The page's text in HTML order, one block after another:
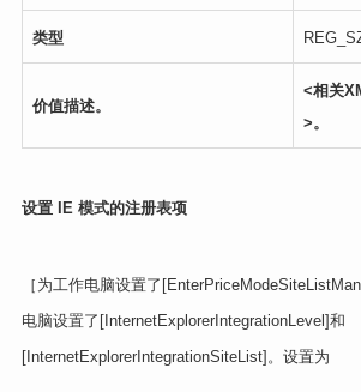
类型
价值描述。
<相关
>。
设置 IE 模式的注册表项
［为工作电脑设置了
电脑设置了[InternetExplorerIntegrationLevel]和
[InternetExplorerIntegrationSiteList]。设置为